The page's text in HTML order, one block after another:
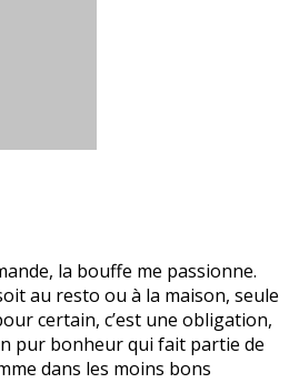
la bouffe me passionne.
au resto ou à la maison, seule
certain, c’est une obligation,
pur bonheur qui fait partie de
dans les moins bons